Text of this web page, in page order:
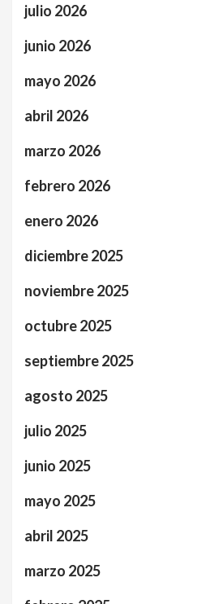
julio 2026
junio 2026
mayo 2026
abril 2026
marzo 2026
febrero 2026
enero 2026
diciembre 2025
noviembre 2025
octubre 2025
septiembre 2025
agosto 2025
julio 2025
junio 2025
mayo 2025
abril 2025
marzo 2025